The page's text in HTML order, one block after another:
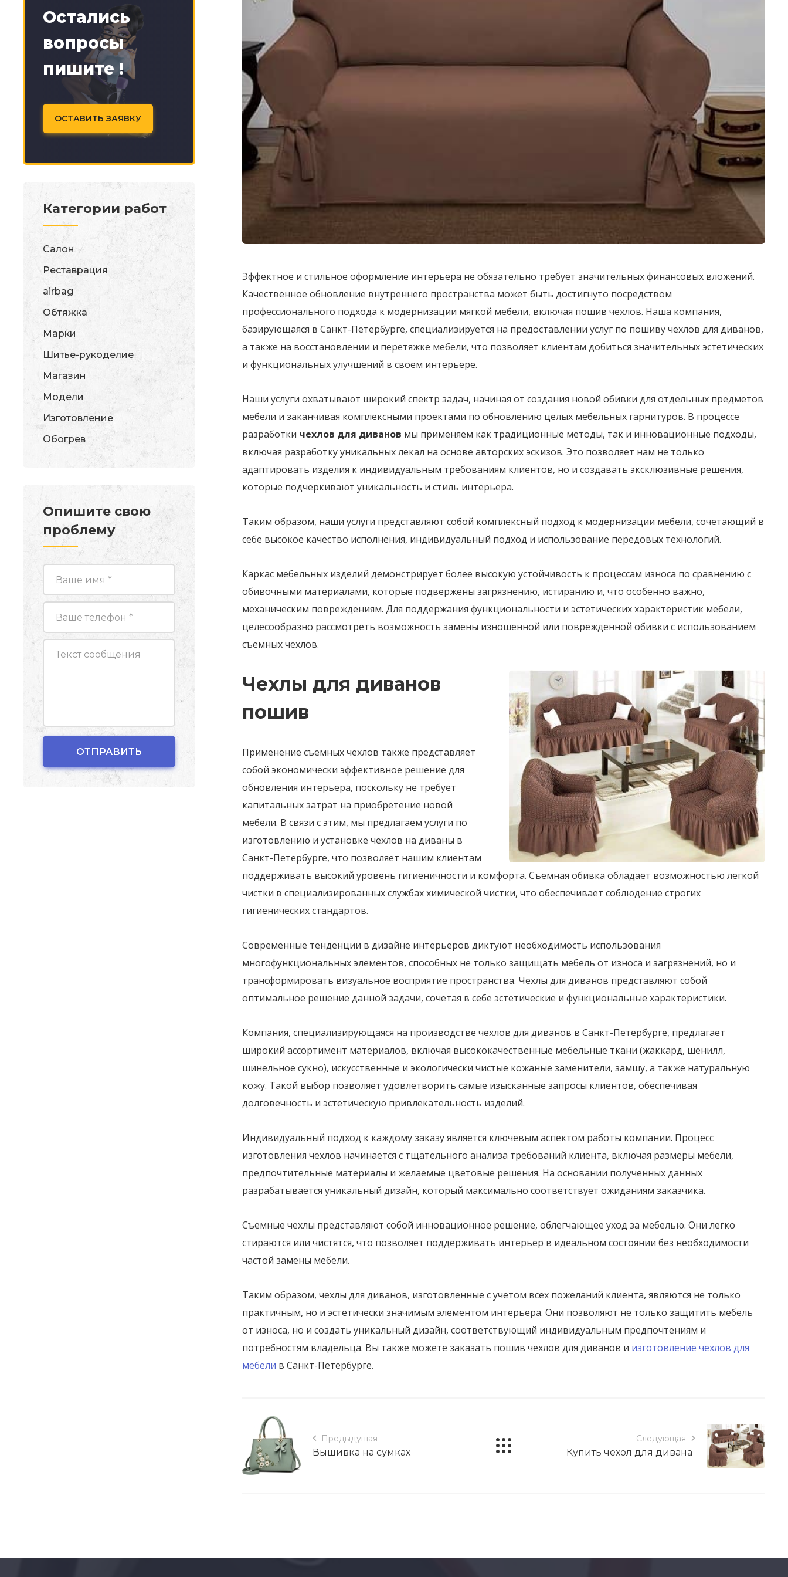
Эффектное и стильное оформление интерьера не обязательно требует значительных финансовых вложений.
Качественное обновление внутреннего пространства может быть достигнуто посредством
профессионального подхода к модернизации мягкой мебели, включая пошив чехлов. Наша компания,
базирующаяся в Санкт-Петербурге, специализируется на предоставлении услуг по пошиву чехлов для диванов,
а также на восстановлении и перетяжке мебели, что позволяет клиентам добиться значительных эстетических
и функциональных улучшений в своем интерьере.
Наши услуги охватывают широкий спектр задач, начиная от создания новой обивки для отдельных предметов
мебели и заканчивая комплексными проектами по обновлению целых мебельных гарнитуров. В процессе
разработки чехлов для диванов мы применяем как традиционные методы, так и инновационные подходы,
включая разработку уникальных лекал на основе авторских эскизов. Это позволяет нам не только
адаптировать изделия к индивидуальным требованиям клиентов, но и создавать эксклюзивные решения,
которые подчеркивают уникальность и стиль интерьера.
Таким образом, наши услуги представляют собой комплексный подход к модернизации мебели, сочетающий в
себе высокое качество исполнения, индивидуальный подход и использование передовых технологий.
Каркас мебельных изделий демонстрирует более высокую устойчивость к процессам износа по сравнению с
обивочными материалами, которые подвержены загрязнению, истиранию и, что особенно важно,
механическим повреждениям. Для поддержания функциональности и эстетических характеристик мебели,
целесообразно рассмотреть возможность замены изношенной или поврежденной обивки с использованием
съемных чехлов.
Чехлы для диванов
пошив
Применение съемных чехлов также представляет
собой экономически эффективное решение для
обновления интерьера, поскольку не требует
капитальных затрат на приобретение новой
мебели. В связи с этим, мы предлагаем услуги по
изготовлению и установке чехлов на диваны в
Санкт-Петербурге, что позволяет нашим клиентам
поддерживать высокий уровень гигиеничности и комфорта. Съемная обивка обладает возможностью легкой
чистки в специализированных службах химической чистки, что обеспечивает соблюдение строгих
гигиенических стандартов.
Современные тенденции в дизайне интерьеров диктуют необходимость использования
многофункциональных элементов, способных не только защищать мебель от износа и загрязнений, но и
трансформировать визуальное восприятие пространства. Чехлы для диванов представляют собой
оптимальное решение данной задачи, сочетая в себе эстетические и функциональные характеристики.
Компания, специализирующаяся на производстве чехлов для диванов в Санкт-Петербурге, предлагает
широкий ассортимент материалов, включая высококачественные мебельные ткани (жаккард, шенилл,
шинельное сукно), искусственные и экологически чистые кожаные заменители, замшу, а также натуральную
кожу. Такой выбор позволяет удовлетворить самые изысканные запросы клиентов, обеспечивая
долговечность и эстетическую привлекательность изделий.
Индивидуальный подход к каждому заказу является ключевым аспектом работы компании. Процесс
изготовления чехлов начинается с тщательного анализа требований клиента, включая размеры мебели,
предпочтительные материалы и желаемые цветовые решения. На основании полученных данных
разрабатывается уникальный дизайн, который максимально соответствует ожиданиям заказчика.
Съемные чехлы представляют собой инновационное решение, облегчающее уход за мебелью. Они легко
стираются или чистятся, что позволяет поддерживать интерьер в идеальном состоянии без необходимости
частой замены мебели.
Таким образом, чехлы для диванов, изготовленные с учетом всех пожеланий клиента, являются не только
практичным, но и эстетически значимым элементом интерьера. Они позволяют не только защитить мебель
от износа, но и создать уникальный дизайн, соответствующий индивидуальным предпочтениям и
потребностям владельца. Вы также можете заказать пошив чехлов для диванов и изготовление чехлов для
мебели в Санкт-Петербурге.
Предыдущая
Вышивка на сумках
Следующая
Купить чехол для дивана
Остались
вопросы
пишите !
ОСТАВИТЬ ЗАЯВКУ
Категории работ
Салон
Реставрация
airbag
Обтяжка
Марки
Шитье-рукоделие
Магазин
Модели
Изготовление
Обогрев
Опишите свою
проблему